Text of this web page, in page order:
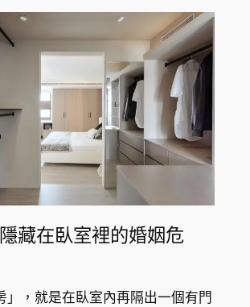
藏在臥室裡的婚姻危
」，就是在臥室內再隔出一個有門